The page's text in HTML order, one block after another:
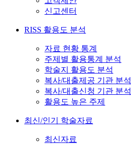
신고센터
RISS 활용도 분석
자료 현황 통계
주제별 활용통계 분석
학술지 활용도 분석
복사/대출제공 기관 분석
복사/대출신청 기관 분석
활용도 높은 주제
최신/인기 학술자료
최신자료